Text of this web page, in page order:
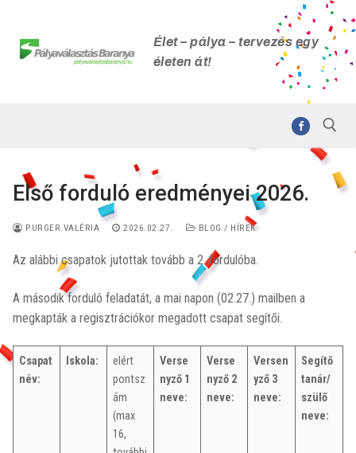
tartalomra
Élet – pálya – tervezés egy
életen át!
Keresése:
Első forduló eredményei 2026.
PURGER VALÉRIA 2026.02.27. BLOG / HÍREK
Az alábbi csapatok jutottak tovább a 2. fordulóba.
A második forduló feladatát, a mai napon (02.27.) mailben a
megkapták a regisztrációkor megadott csapat segítői.
Csapat
név:
Iskola:
elért
pontsz
ám
(max
16,
Verse
nyző 1
neve:
Verse
nyző 2
neve:
Versen
yző 3
neve:
Segítő
tanár/
szülő
neve: